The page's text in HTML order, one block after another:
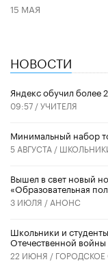
15 МАЯ
НОВОСТИ
​Яндекс обучил более
09:57 /УЧИТЕЛЯ
Минимальный набор
5 АВГУСТА /
Вышел в свет новый
«Образовательная
3 ИЮЛЯ / АНОНС
Школьники и
Отечественной войны
22 ИЮНЯ / ГОРОДСКОЕ